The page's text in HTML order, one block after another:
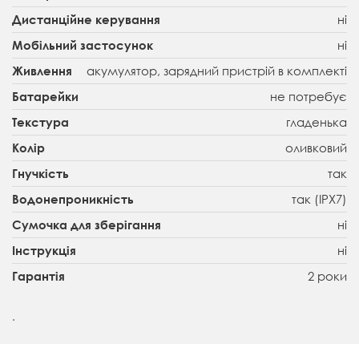
Дистанційне керування ні
Мобільний застосунок ні
Живлення акумулятор, зарядний пристрій в комплекті
Батарейки не потребує
Текстура гладенька
Колір оливковий
Гнучкість так
Водонепроникність так (IPX7)
Сумочка для зберігання ні
Інструкція ні
Гарантія 2 роки
.